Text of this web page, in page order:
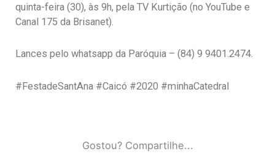
quinta-feira (30), às 9h, pela TV Kurtição (no YouTube e
Canal 175 da Brisanet).
Lances pelo whatsapp da Paróquia – (84) 9 9401.2474.
#FestadeSantAna #Caicó #2020 #minhaCatedral
Gostou? Compartilhe...